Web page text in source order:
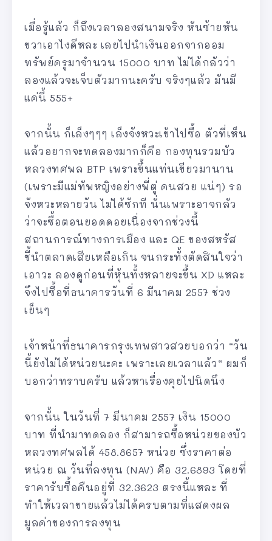
เมื่อรู้แล้ว ก็ถึงเวลาลองสนามจริง หันซ้ายหัน
ขวาเอาไงดีหละ เลยไปนำเงินออกจากออม
ทรัพย์ครูมาจำนวน 15000 บาท ไม่ได้กลัวว่า
ลองแล้วจะเจ็บตัวมากนะครับ จริงๆแล้ว มันมี
แค่นี้ 555+
จากนั้น ก็เล็งๆๆๆ เล็งจังหวะเข้าไปซื้อ ตัวที่เห็น
แล้วอยากจะทดลองมากก็คือ กองทุนรวมบัว
หลวงทศพล BTP เพราะขึ้นแท่นเขียวมานาน
(เพราะมีแม่ทัพหญิงอย่างพี่ตู่ คนสวย แน่ๆ) รอ
จังหวะหลายวัน ไม่ได้ซักที นั่นเพราะอาจกลัว
ว่าจะซื้อตอนยอดดอยเนื่องจากช่วงนี้
สถานการณ์ทางการเมือง และ QE ของสหรัส
ชี้นำตลาดเสียเหลือเกิน จนกระทั้งตัดสินใจว่า
เอาวะ ลองดูก่อนที่หุ้นทั้งหลายจะขึ้น XD แหละ
จึงไปซื้อที่ธนาคารวันที่ 6 มีนาคม 2557 ช่วง
เย็นๆ
เจ้าหน้าที่ธนาคารกรุงเทพสาวสวยบอกว่า “วัน
นี้ยังไม่ได้หน่วยนะคะ เพราะเลยเวลาแล้ว” ผมก็
บอกว่าทราบครับ แล้วหาเรื่องคุยไปนิดนึง
จากนั้น ในวันที่ 7 มีนาคม 2557 เงิน 15000
บาท ที่นำมาทดลอง ก็สามารถซื้อหน่วยของบัว
หลวงทศพลได้ 458.8657 หน่วย ซึ่งราคาต่อ
หน่วย ณ วันที่ลงทุน (NAV) คือ 32.6893 โดยที่
ราคารับซื้อคืนอยู่ที่ 32.3623 ตรงนี้แหละ ที่
ทำให้เวลาขายแล้วไม่ได้ครบตามที่แสดงผล
มูลค่าของการลงทุน